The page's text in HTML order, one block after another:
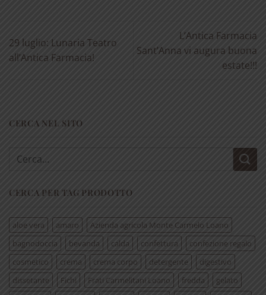
29 luglio: Lunaria Teatro
all’Antica Farmacia!
L’Antica Farmacia
Sant’Anna vi augura buona
estate!!!
CERCA NEL SITO
Cerca:
CERCA PER TAG PRODOTTO
aloe vera amaro
Azienda agricola Monte Carmelo Loano
bagnodoccia
bevanda calda confettura
confezione regalo
cosmetico
crema crema corpo detergente
digestivo
dissetante
Fichi Frati Carmelitani Loano fredda
gelato